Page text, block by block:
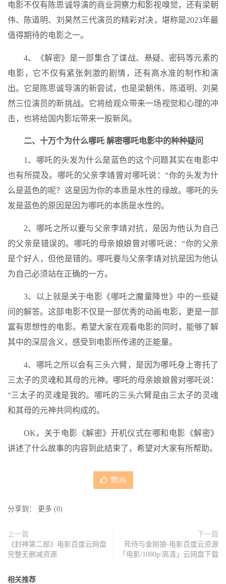
电影不仅有陈思诚导演的商业洞察力和影视嗅觉，还有梁朝
伟、陈道明、刘昊然三代演员的精彩对决，堪称是2023年最
值得期待的电影之一。
4、《解密》是一部集合了谍战、悬疑、密码等元素的
电影，它不仅有紧张刺激的剧情，还有高水准的制作和演
出。它是陈思诚导演的新尝试，也是梁朝伟、陈道明、刘昊
然三位演员的新挑战。它将给观众带来一场视觉和心理的冲
击，也将给国内影坛带来一股新风。
二、十万个为什么哪吒 解密哪吒电影中的种种疑问
1、哪吒的头发为什么是蓝色的这个问题其实在电影中
也有所提及。哪吒的父亲李靖曾对哪吒说：“你的头发为什
么是蓝色的呢？这是因为你的本质是水性的缘故。哪吒的头
发是蓝色的原因是因为哪吒的本质是水性的。
2、哪吒之所以要与父亲李靖对抗，是因为他认为自己
的父亲是错误的。哪吒的母亲娘娘曾对哪吒说：“你的父亲
是个好人，但他是错的。哪吒要与父亲李靖对抗是因为他认
为自己必须站在正确的一方。
3、以上就是关于电影《哪吒之魔童降世》中的一些疑
问的解答。这部电影不仅是一部优秀的动画电影，更是一部
富有思想性的电影。希望大家在观看电影的同时，能够了解
其中的深层含义，感受到电影所传递的正能量。
4、哪吒之所以会有三头六臂，是因为哪吒身上寄托了
三太子的灵魂和其母的元神。哪吒的母亲娘娘曾对哪吒说：
“三太子的灵魂是我的。哪吒的三头六臂是由三太子的灵魂
和其母的元神共同构成的。
OK，关于电影《解密》开机仪式在哪和电影《解密》
讲述了什么故事的内容到此结束了，希望对大家有所帮助。
赞(0)
分享到： 更多 (0)
上一篇
《封神第二部》电影百度云网盘
完整无删减资源
下一篇
死侍与金刚狼-电影百度云资源
「电影/1080p/高清」云网盘下载
相关推荐